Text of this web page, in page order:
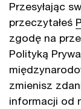
Przesyłając
przeczytałeś
zgodę na
Polityką
zmienisz
informacji od